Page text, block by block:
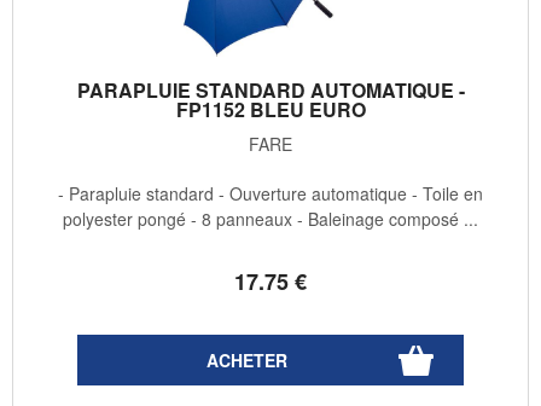
PARAPLUIE STANDARD AUTOMATIQUE -
FP1152 BLEU EURO
FARE
17.75€
- Parapluie standard - Ouverture automatique - Toile en
polyester pongé - 8 panneaux - Baleinage composé ...